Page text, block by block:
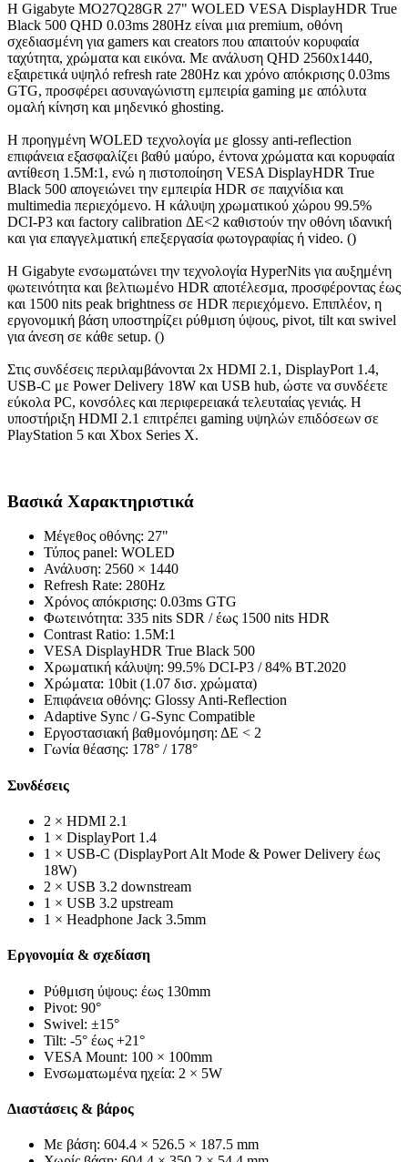
Η Gigabyte MO27Q28GR 27" WOLED VESA DisplayHDR True
Black 500 QHD 0.03ms 280Hz είναι μια premium, οθόνη
σχεδιασμένη για gamers και creators που απαιτούν κορυφαία
ταχύτητα, χρώματα και εικόνα. Με ανάλυση QHD 2560x1440,
εξαιρετικά υψηλό refresh rate 280Hz και χρόνο απόκρισης 0.03ms
GTG, προσφέρει ασυναγώνιστη εμπειρία gaming με απόλυτα
ομαλή κίνηση και μηδενικό ghosting.
Η προηγμένη WOLED τεχνολογία με glossy anti-reflection
επιφάνεια εξασφαλίζει βαθύ μαύρο, έντονα χρώματα και κορυφαία
αντίθεση 1.5M:1, ενώ η πιστοποίηση VESA DisplayHDR True
Black 500 απογειώνει την εμπειρία HDR σε παιχνίδια και
multimedia περιεχόμενο. Η κάλυψη χρωματικού χώρου 99.5%
DCI-P3 και factory calibration ΔE<2 καθιστούν την οθόνη ιδανική
και για επαγγελματική επεξεργασία φωτογραφίας ή video. ()
Η Gigabyte ενσωματώνει την τεχνολογία HyperNits για αυξημένη
φωτεινότητα και βελτιωμένο HDR αποτέλεσμα, προσφέροντας έως
και 1500 nits peak brightness σε HDR περιεχόμενο. Επιπλέον, η
εργονομική βάση υποστηρίζει ρύθμιση ύψους, pivot, tilt και swivel
για άνεση σε κάθε setup. ()
Στις συνδέσεις περιλαμβάνονται 2x HDMI 2.1, DisplayPort 1.4,
USB-C με Power Delivery 18W και USB hub, ώστε να συνδέετε
εύκολα PC, κονσόλες και περιφερειακά τελευταίας γενιάς. Η
υποστήριξη HDMI 2.1 επιτρέπει gaming υψηλών επιδόσεων σε
PlayStation 5 και Xbox Series X.
Βασικά Χαρακτηριστικά
Μέγεθος οθόνης: 27"
Τύπος panel: WOLED
Ανάλυση: 2560 × 1440
Refresh Rate: 280Hz
Χρόνος απόκρισης: 0.03ms GTG
Φωτεινότητα: 335 nits SDR / έως 1500 nits HDR
Contrast Ratio: 1.5M:1
VESA DisplayHDR True Black 500
Χρωματική κάλυψη: 99.5% DCI-P3 / 84% BT.2020
Χρώματα: 10bit (1.07 δισ. χρώματα)
Επιφάνεια οθόνης: Glossy Anti-Reflection
Adaptive Sync / G-Sync Compatible
Εργοστασιακή βαθμονόμηση: ΔE < 2
Γωνία θέασης: 178° / 178°
Συνδέσεις
2 × HDMI 2.1
1 × DisplayPort 1.4
1 × USB-C (DisplayPort Alt Mode & Power Delivery έως
18W)
2 × USB 3.2 downstream
1 × USB 3.2 upstream
1 × Headphone Jack 3.5mm
Εργονομία & σχεδίαση
Ρύθμιση ύψους: έως 130mm
Pivot: 90°
Swivel: ±15°
Tilt: -5° έως +21°
VESA Mount: 100 × 100mm
Ενσωματωμένα ηχεία: 2 × 5W
Διαστάσεις & βάρος
Με βάση: 604.4 × 526.5 × 187.5 mm